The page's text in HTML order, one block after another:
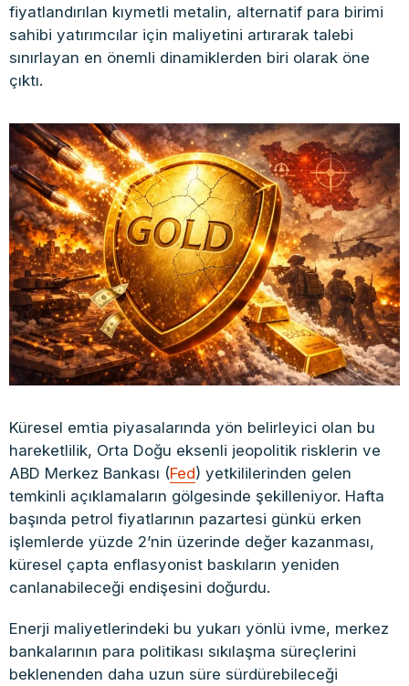
fiyatlandırılan kıymetli metalin, alternatif para birimi
sahibi yatırımcılar için maliyetini artırarak talebi
sınırlayan en önemli dinamiklerden biri olarak öne
çıktı.
Küresel emtia piyasalarında yön belirleyici olan bu
hareketlilik, Orta Doğu eksenli jeopolitik risklerin ve
ABD Merkez Bankası (Fed) yetkililerinden gelen
temkinli açıklamaların gölgesinde şekilleniyor. Hafta
başında petrol fiyatlarının pazartesi günkü erken
işlemlerde yüzde 2’nin üzerinde değer kazanması,
küresel çapta enflasyonist baskıların yeniden
canlanabileceği endişesini doğurdu.
Enerji maliyetlerindeki bu yukarı yönlü ivme, merkez
bankalarının para politikası sıkılaşma süreçlerini
beklenenden daha uzun süre sürdürebileceği